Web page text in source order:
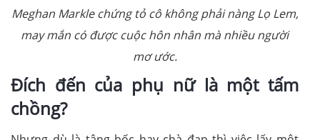
Meghan Markle chứng tỏ cô không phải nàng Lọ Lem,
may mắn có được cuộc hôn nhân mà nhiều người
mơ ước.
Đích đến của phụ nữ là một tấm
chồng?